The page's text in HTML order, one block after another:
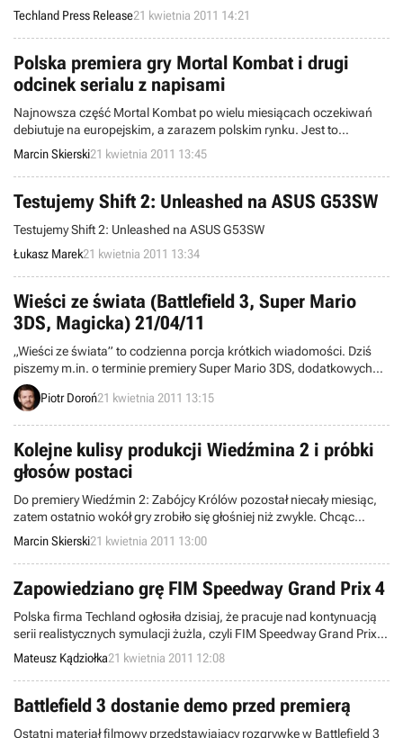
Grand Prix 4.
Techland Press Release21 kwietnia 2011 14:21
Polska premiera gry Mortal Kombat i drugi
odcinek serialu z napisami
Najnowsza część Mortal Kombat po wielu miesiącach oczekiwań
debiutuje na europejskim, a zarazem polskim rynku. Jest to
pierwsza, pełnoprawna odsłona smoczej serii na aktualną
generację konsol (nie licząc crossoveru w postaci Mortal Kombat vs
DC Universe). Jednocześnie na naszych łamach pojawił się drugi
epizod serialu Mortal Kombat: Legacy.
Marcin Skierski21 kwietnia 2011 13:45
Testujemy Shift 2: Unleashed na ASUS G53SW
Testujemy Shift 2: Unleashed na ASUS G53SW
Łukasz Marek21 kwietnia 2011 13:34
Wieści ze świata (Battlefield 3, Super Mario
3DS, Magicka) 21/04/11
„Wieści ze świata” to codzienna porcja krótkich wiadomości. Dziś
piszemy m.in. o terminie premiery Super Mario 3DS, dodatkowych
przedmiotach do Battlefield Play4Free, darmowym przygodom Alicji
w zestawie Alice: Madness Returns, a także wielkiej aktualizacji
Piotr Doroń21 kwietnia 2011 13:15
Kolejne kulisy produkcji Wiedźmina 2 i próbki
głosów postaci
Do premiery Wiedźmin 2: Zabójcy Królów pozostał niecały miesiąc,
zatem ostatnio wokół gry zrobiło się głośniej niż zwykle. Chcąc
jeszcze bardziej podgrzać atmosferę, studio CD Projekt RED
udostępniło kolejny materiał z cyklu Kulisy Produkcji, a także próbki
głosów, jakie usłyszymy w polskiej wersji językowej.
Marcin Skierski21 kwietnia 2011 13:00
Zapowiedziano grę FIM Speedway Grand Prix 4
Polska firma Techland ogłosiła dzisiaj, że pracuje nad kontynuacją
serii realistycznych symulacji żużla, czyli FIM Speedway Grand Prix 4
na PC. Premiera gry planowana jest na koniec maja bieżącego roku.
Z okazji oficjalnego ogłoszenia tego tytułu udostępniono jego logo
oraz trzy screeny przedstawiające rozgrywkę.
Mateusz Kądziołka21 kwietnia 2011 12:08
Battlefield 3 dostanie demo przed premierą
Ostatni materiał filmowy przedstawiający rozgrywkę w Battlefield 3